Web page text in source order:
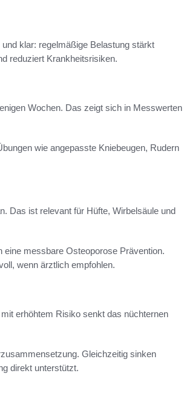
klar: regelmäßige Belastung stärkt
reduziert Krankheitsrisiken.
Wochen. Das zeigt sich in Messwerten
wie angepasste Kniebeugen, Rudern
Das ist relevant für Hüfte, Wirbelsäule und
messbare Osteoporose Prävention.
wenn ärztlich empfohlen.
erhöhtem Risiko senkt das nüchternen
Gleichzeitig sinken
direkt unterstützt.